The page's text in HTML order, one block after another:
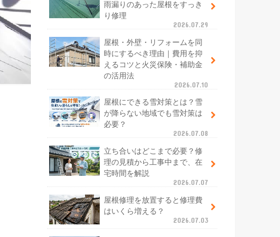
雨漏りのあった屋根をすっき
り修理
2026.07.29
屋根・外壁・リフォームを同
時にするべき理由｜費用を抑
えるコツと火災保険・補助金
の活用法
2026.07.10
屋根にできる雪対策とは？雪
が降らない地域でも雪対策は
必要？
2026.07.08
立ち合いはどこまで必要？修
理の見積から工事中まで、在
宅時間を解説
2026.07.07
屋根修理を放置すると修理費
はいくら増える？
2026.07.03